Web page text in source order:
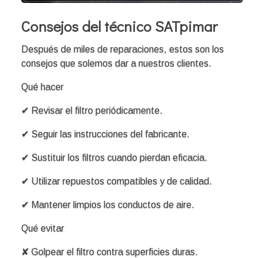
Consejos del técnico SATpimar
Después de miles de reparaciones, estos son los
consejos que solemos dar a nuestros clientes.
Qué hacer
✔ Revisar el filtro periódicamente.
✔ Seguir las instrucciones del fabricante.
✔ Sustituir los filtros cuando pierdan eficacia.
✔ Utilizar repuestos compatibles y de calidad.
✔ Mantener limpios los conductos de aire.
Qué evitar
✘ Golpear el filtro contra superficies duras.